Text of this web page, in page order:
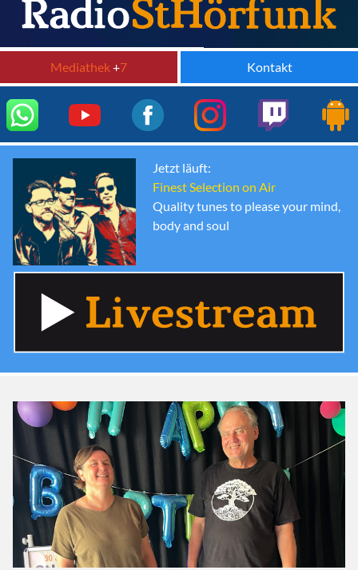
Mediathek+7 Kontakt
Jetzt läuft:
Finest Selection on Air
Quality tunes to please your mind,
body and soul